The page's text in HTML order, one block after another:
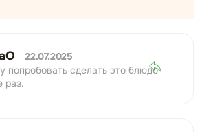
22.07.2025
попробовать сделать это блюдо
раз.